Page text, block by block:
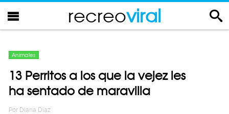
recreoviral
Animales
13 Perritos a los que la vejez les
ha sentado de maravilla
Por Diana Diaz